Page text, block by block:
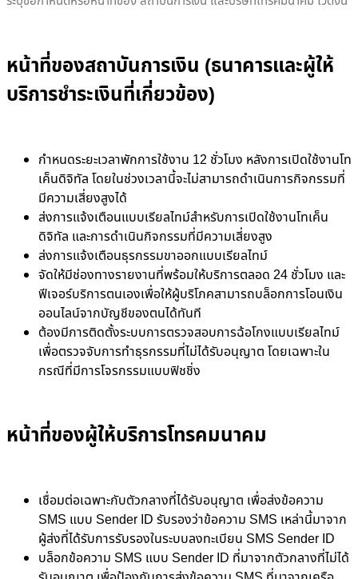
หน้าที่ของสถาบันการเงิน (ธนาคารและผู้ให้
บริการชำระเงินที่เกี่ยวข้อง)
กำหนดระยะเวลาพักการใช้งาน 12 ชั่วโมง หลังการเปิดใช้งานโท
เค็นดิจิทัล โดยในช่วงเวลานี้จะไม่สามารถดำเนินการกิจกรรมที่
มีความเสี่ยงสูงได้
ส่งการแจ้งเตือนแบบเรียลไทม์สำหรับการเปิดใช้งานโทเค็น
ดิจิทัล และการดำเนินกิจกรรมที่มีความเสี่ยงสูง
ส่งการแจ้งเตือนธุรกรรมขาออกแบบเรียลไทม์
จัดให้มีช่องทางรายงานที่พร้อมให้บริการตลอด 24 ชั่วโมง และ
ฟีเจอร์บริการตนเองเพื่อให้ผู้บริโภคสามารถบล็อกการโอนเงิน
ออนไลน์จากบัญชีของตนได้ทันที
ต้องมีการติดตั้งระบบการตรวจสอบการฉ้อโกงแบบเรียลไทม์
เพื่อตรวจจับการทำธุรกรรมที่ไม่ได้รับอนุญาต โดยเฉพาะใน
กรณีที่มีการโจรกรรมแบบฟิชชิ่ง
หน้าที่ของผู้ให้บริการโทรคมนาคม
เชื่อมต่อเฉพาะกับตัวกลางที่ได้รับอนุญาต เพื่อส่งข้อความ
SMS แบบ Sender ID รับรองว่าข้อความ SMS เหล่านี้มาจาก
ผู้ส่งที่ได้รับการรับรองในระบบลงทะเบียน SMS Sender ID
บล็อกข้อความ SMS แบบ Sender ID ที่มาจากตัวกลางที่ไม่ได้